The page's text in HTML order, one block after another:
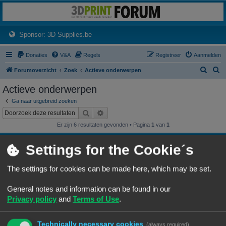
Het 3D print forum van de Benelux na de sluiting van 3dprintforum.nl
Sponsor: 3D Supplies.be(Opens a new tab)
Donaties V&A Regels Aanmelden
Registreer
Forumoverzicht Zoek Actieve onderwerpen
Actieve onderwerpen
Ga naar uitgebreid zoeken
Zoek
Er zijn 6 resultaten gevonden • Pagina 1 van 1
Juiste instellingen voor PETG?
Geplaatst in F.A.Q. - Veelgestelde Vragen
Reacties:
Wat heb je deze week geprint?
Laatste bericht door3DWim «09/08/26, 22:03
Geplaatst in
Reacties:251
Settings for the Cookie´s
The settings for cookies can be made here, which may be set.
General notes and information can be found in our
Privacy policy and Terms of Use.
Technically necessary cookies (always required)